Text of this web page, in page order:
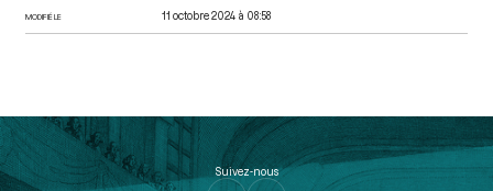
MODIFIÉ LE 11 octobre 2024 à 08:58
Suivez-nous